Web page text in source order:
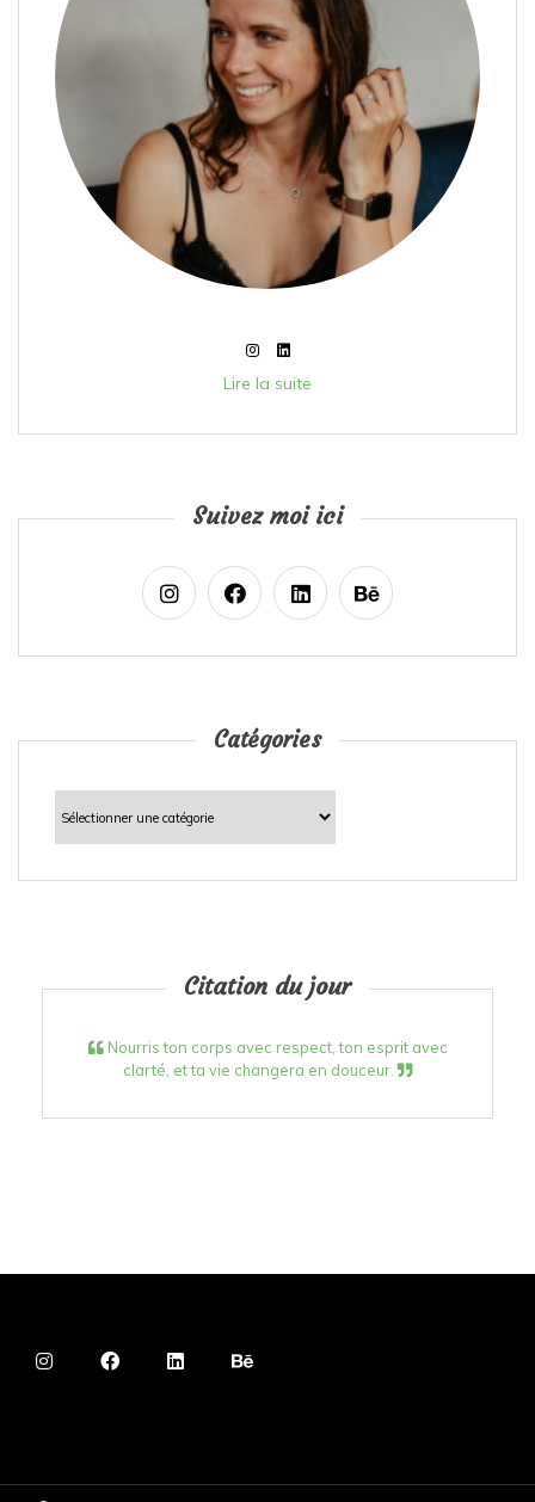
Lire la suite
Suivez moi ici
Catégories
Catégories
Citation du jour
Nourris ton corps avec respect, ton esprit avec
clarté, et ta vie changera en douceur.